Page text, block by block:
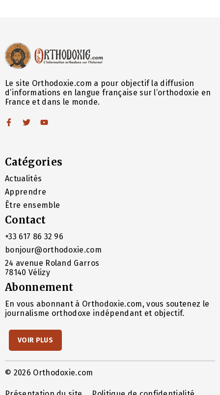
Le site Orthodoxie.com a pour objectif la diffusion
d’informations en langue française sur l’orthodoxie en
France et dans le monde.
Catégories
Actualités
Apprendre
Être ensemble
Contact
+33 617 86 32 96
bonjour@orthodoxie.com
24 avenue Roland Garros
78140 Vélizy
Abonnement
En vous abonnant à Orthodoxie.com, vous soutenez le
journalisme orthodoxe indépendant et objectif.
VOIR PLUS
© 2026 Orthodoxie.com